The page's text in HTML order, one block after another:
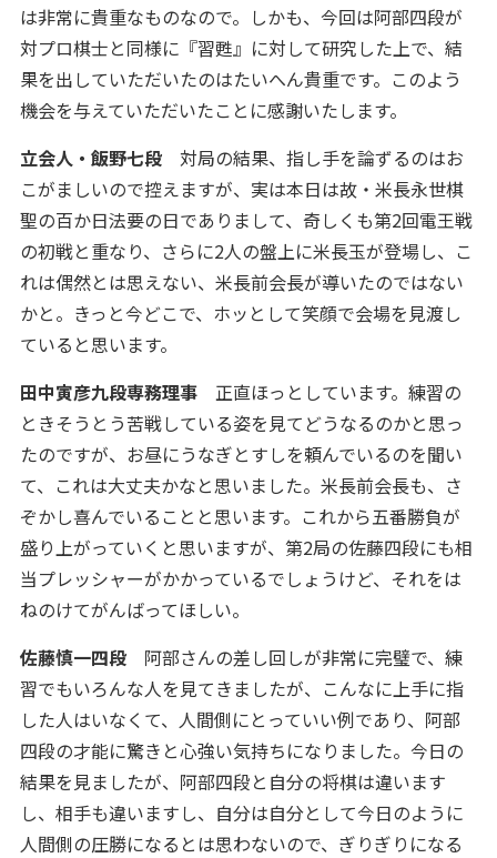
は非常に貴重なものなので。しかも、今回は阿部四段が
対プロ棋士と同様に『習甦』に対して研究した上で、結
果を出していただいたのはたいへん貴重です。このよう
機会を与えていただいたことに感謝いたします。
立会人・飯野七段 対局の結果、指し手を論ずるのはお
こがましいので控えますが、実は本日は故・米長永世棋
聖の百か日法要の日でありまして、奇しくも第2回電王戦
の初戦と重なり、さらに2人の盤上に米長玉が登場し、こ
れは偶然とは思えない、米長前会長が導いたのではない
かと。きっと今どこで、ホッとして笑顔で会場を見渡し
ていると思います。
田中寅彦九段専務理事 正直ほっとしています。練習の
ときそうとう苦戦している姿を見てどうなるのかと思っ
たのですが、お昼にうなぎとすしを頼んでいるのを聞い
て、これは大丈夫かなと思いました。米長前会長も、さ
ぞかし喜んでいることと思います。これから五番勝負が
盛り上がっていくと思いますが、第2局の佐藤四段にも相
当プレッシャーがかかっているでしょうけど、それをは
ねのけてがんばってほしい。
佐藤慎一四段 阿部さんの差し回しが非常に完璧で、練
習でもいろんな人を見てきましたが、こんなに上手に指
した人はいなくて、人間側にとっていい例であり、阿部
四段の才能に驚きと心強い気持ちになりました。今日の
結果を見ましたが、阿部四段と自分の将棋は違います
し、相手も違いますし、自分は自分として今日のように
人間側の圧勝になるとは思わないので、ぎりぎりになる